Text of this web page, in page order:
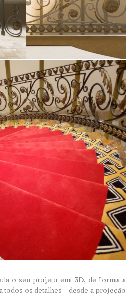
o seu projeto em 3D, de forma a
todos os detalhes – desde a projeção